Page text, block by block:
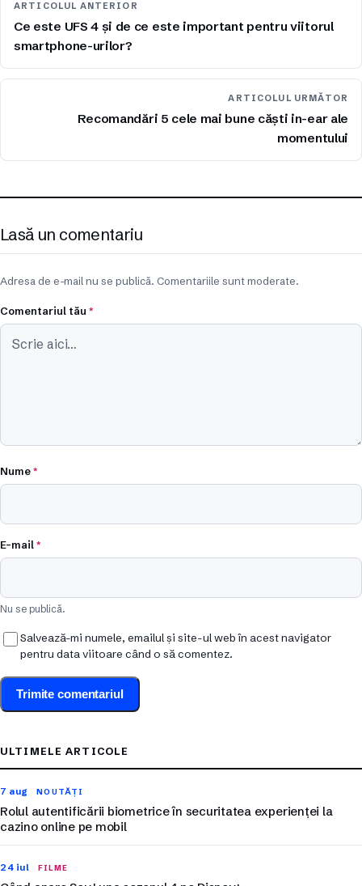
ARTICOLUL ANTERIOR
Ce este UFS 4 și de ce este important pentru viitorul
smartphone-urilor?
ARTICOLUL URMĂTOR
Recomandări 5 cele mai bune căști in-ear ale
momentului
Lasă un comentariu
Adresa de e-mail nu se publică. Comentariile sunt moderate.
Comentariul tău *
Nume*
E-mail*
Nu se publică.
Salvează-mi numele, emailul și site-ul web în acest navigator
pentru data viitoare când o să comentez.
ULTIMELE ARTICOLE
7 aug NOUTĂȚI
Rolul autentificării biometrice în securitatea experienței la
cazino online pe mobil
24 iul FILME